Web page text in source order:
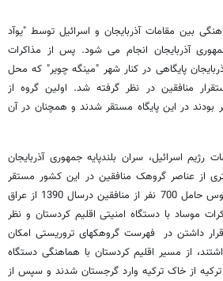
بین مقامات آذربایجان و اسرائیل توسط "یوآد
آذربایجان انجام می شود. پس از مذاکرات
پایگاهی در کنار شهر "مینگه چویر" که محل
منافقین در نظر گرفته شد. اولین گروه از
که بین 70 تا 100 نفر بودند در این پایگاه مستقر شدند و همچنان در آن
رژیم اسرائیل، سران بلندپایه جمهوری آذربایجان
از عناصر گروهک منافقین در این کشور مستقر
شوند. در همین راستا 20 اتوبوس حامل 700 نفر از منافقین درسال 1390 از عراق
موساد با دستگاه امنیتی اقلیم کردستان و نظر
قرار داشتن در فهرست گروهکهای تروریستی امکان
از مسیر اقلیم کردستان با هماهنگی دستگاه
ترکیه از خاک ترکیه وارد گرجستان شدند و سپس از